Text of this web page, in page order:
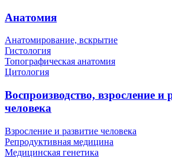
Анатомия
Анатомирование, вскрытие
Гистология
Топографическая анатомия
Цитология
Воспроизводство, взросление и
человека
Взросление и развитие человека
Репродуктивная медицина
Медицинская генетика